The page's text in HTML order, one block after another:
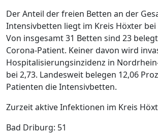
Der Anteil der freien Betten an der
Intensivbetten liegt im Kreis Höxter bei
Von insgesamt 31 Betten sind 23
Corona-Patient. Keiner davon wird
Hospitalisierungsinzidenz in
bei 2,73. Landesweit belegen 12,06
Patienten die Intensivbetten.
Zurzeit aktive Infektionen im Kreis
Bad Driburg: 51